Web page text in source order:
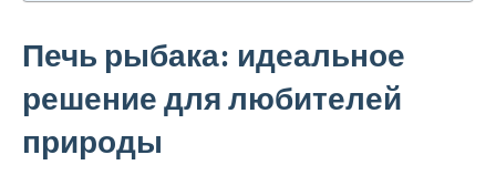
Печь рыбака: идеальное
решение для любителей
природы